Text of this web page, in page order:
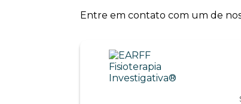
Entre em contato com um de